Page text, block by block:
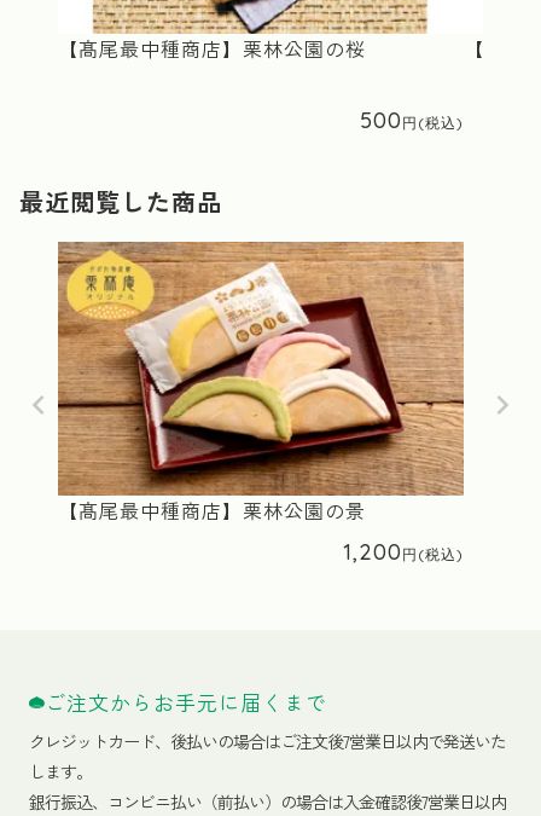
【髙尾最中種商店】栗林公園の桜
500
【髙
最近閲覧した商品
【髙尾最中種商店】栗林公園の景
1,200
ご注文からお手元に届くまで
クレジットカード、 後払いの場合はご注文後7営業日以内で発送いた
します。
銀行振込、コンビニ払い（前払い）の場合は入金確認後7営業日以内